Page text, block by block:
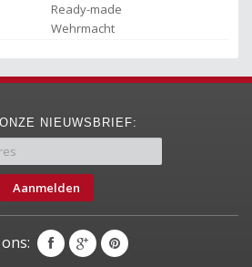
Ready-made
Wehrmacht
NIEUWSBRIEF:
Aanmelden